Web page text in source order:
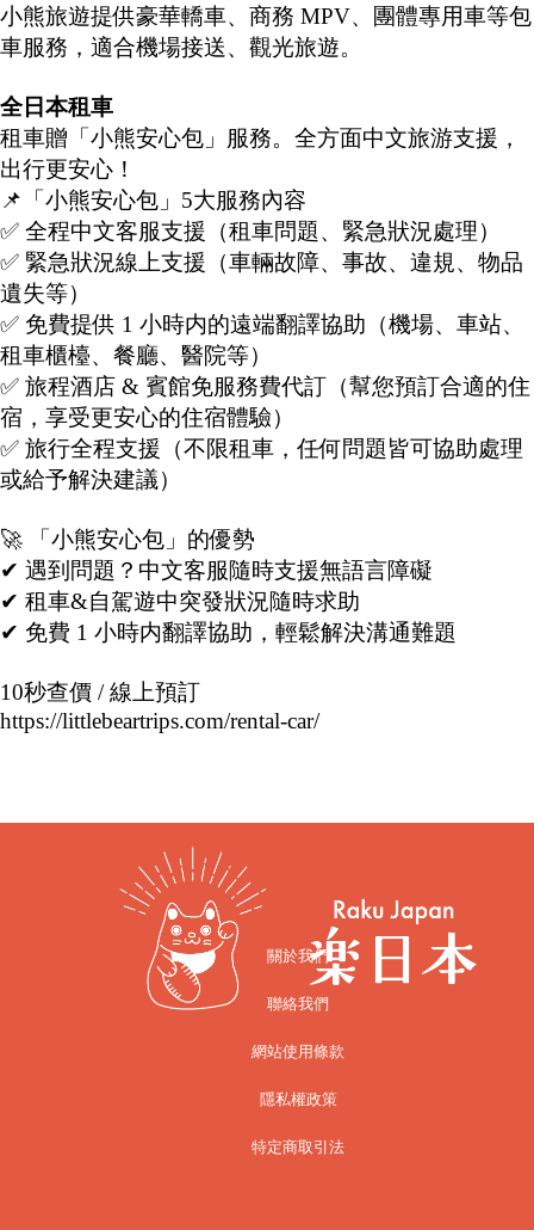
小熊旅遊提供豪華轎車、商務 MPV、團體專用車等包
車服務，適合機場接送、觀光旅遊。
全日本租車
租車贈「小熊安心包」服務。全方面中文旅游支援，
出行更安心！
📌「小熊安心包」5大服務內容
✅ 全程中文客服支援（租車問題、緊急狀況處理）
✅ 緊急狀況線上支援（車輛故障、事故、違規、物品
遺失等）
✅ 免費提供 1 小時内的遠端翻譯協助（機場、車站、
租車櫃檯、餐廳、醫院等）
✅ 旅程酒店 & 賓館免服務費代訂（幫您預訂合適的住
宿，享受更安心的住宿體驗）
✅ 旅行全程支援（不限租車，任何問題皆可協助處理
或給予解決建議）
🚀 「小熊安心包」的優勢
✔ 遇到問題？中文客服隨時支援無語言障礙
✔ 租車&自駕遊中突發狀況隨時求助
✔ 免費 1 小時内翻譯協助，輕鬆解決溝通難題
10秒查價 / 線上預訂
https://littlebeartrips.com/rental-car/
關於我們
聯絡我們
網站使用條款
隱私權政策
特定商取引法